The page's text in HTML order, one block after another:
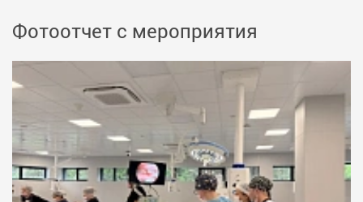
Фотоотчет с мероприятия